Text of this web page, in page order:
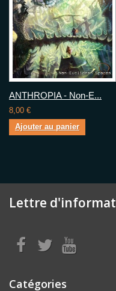
ANTHROPIA - Non-E...
8,00 €
Ajouter au panier
Lettre
Catégories